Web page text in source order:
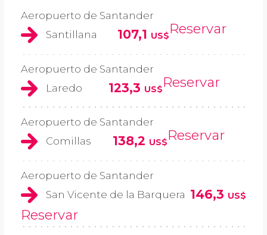
Aeropuerto de Santander
Santillana
107,1 US$Reservar
Aeropuerto de Santander
Laredo
123,3 US$Reservar
Aeropuerto de Santander
Comillas
138,2 US$Reservar
Aeropuerto de Santander
San Vicente de la Barquera 146,3 US$
Reservar